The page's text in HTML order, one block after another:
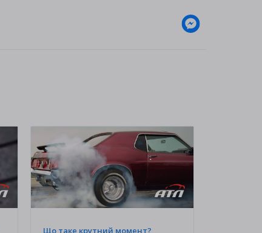
Що таке крутний момент?